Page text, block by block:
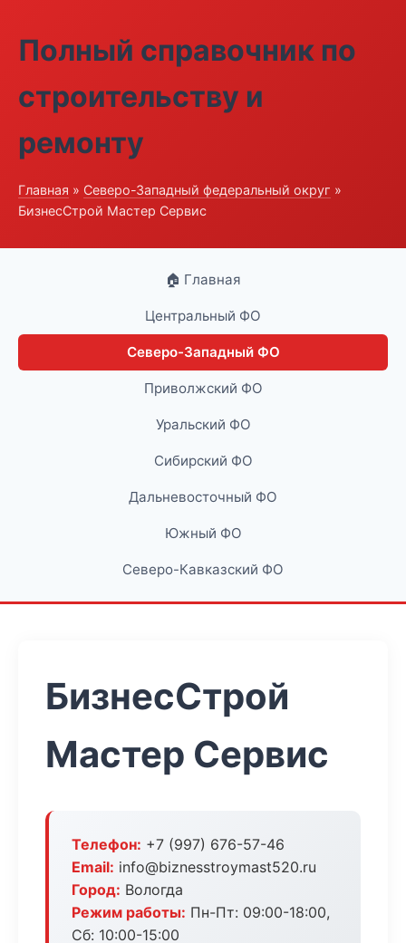
Полный справочник по
строительству и
ремонту
Главная » Северо-Западный федеральный округ »
БизнесСтрой Мастер Сервис
🏠 Главная
Центральный ФО
Северо-Западный ФО
Приволжский ФО
Уральский ФО
Сибирский ФО
Дальневосточный ФО
Южный ФО
Северо-Кавказский ФО
БизнесСтрой
Мастер Сервис
Телефон: +7 (997) 676-57-46
Email: info@biznesstroymast520.ru
Город: Вологда
Режим работы: Пн-Пт: 09:00-18:00,
Сб: 10:00-15:00